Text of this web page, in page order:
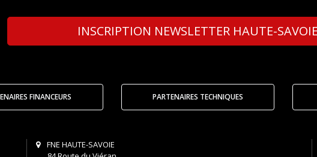
INSCRIPTION NEWSLETTER HAUTE-SAVOIE
FINANCEURS PARTENAIRES TECHNIQUES
FNE HAUTE-SAVOIE